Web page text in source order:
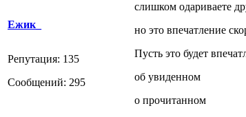
Ежик_
Репутация: 135
Сообщений: 295
слишком одариваете
но это впечатление
Пусть это будет
об увиденном
о прочитанном